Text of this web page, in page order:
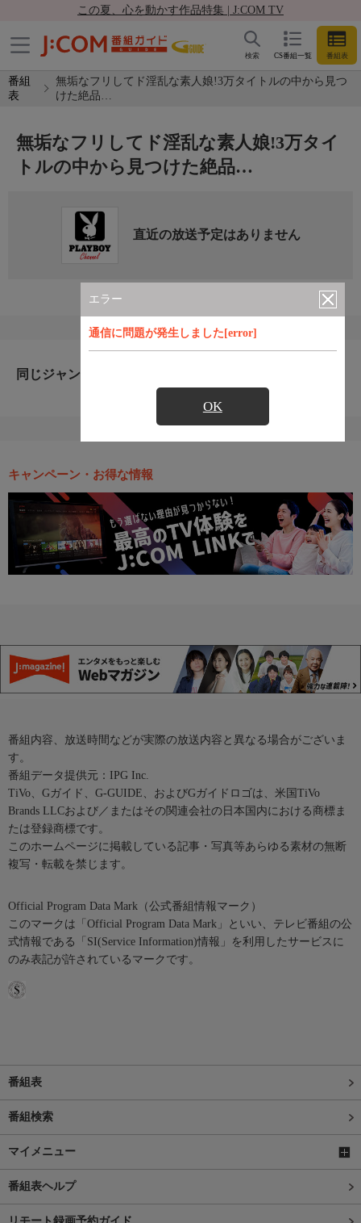
この夏、心を動かす作品特集 | J:COM TV
CS番組一覧 番組表
検索
番組
表
無垢なフリしてド淫乱な素人娘!3万タイトルの中から見つ
けた絶品…
エラー
通信に問題が発生しました[error]
OK
無垢なフリしてド淫乱な素人娘!3万タイ
トルの中から見つけた絶品…
直近の放送予定はありません
同じジャンルのおすすめ番組
キャンペーン・お得な情報
番組内容、放送時間などが実際の放送内容と異なる場合がございま
す。
番組データ提供元：IPG Inc.
TiVo、Gガイド、G-GUIDE、およびGガイドロゴは、米国TiVo
Brands LLCおよび／またはその関連会社の日本国内における商標ま
たは登録商標です。
このホームページに掲載している記事・写真等あらゆる素材の無断
複写・転載を禁じます。
Official Program Data Mark（公式番組情報マーク）
このマークは「Official Program Data Mark」といい、テレビ番組の公
式情報である「SI(Service Information)情報」を利用したサービスに
のみ表記が許されているマークです。
番組表
番組検索
マイメニュー
番組表ヘルプ